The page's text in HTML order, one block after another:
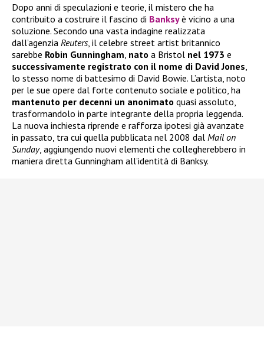
Dopo anni di speculazioni e teorie, il mistero che ha
contribuito a costruire il fascino di Banksyè vicino a una
soluzione. Secondo una vasta indagine realizzata
dall’agenzia Reuters, il celebre street artist britannico
sarebbe Robin Gunningham nato a Bristol nel 1973 e
successivamente registrato con il nome di David Jones
lo stesso nome di battesimo di David Bowie. L’artista, noto
per le sue opere dal forte contenuto sociale e politico, ha
mantenuto per decenni un anonimato quasi assoluto,
trasformandolo in parte integrante della propria leggenda.
La nuova inchiesta riprende e rafforza ipotesi già avanzate
in passato, tra cui quella pubblicata nel 2008 dal Mail on
Sunday, aggiungendo nuovi elementi che collegherebbero in
maniera diretta Gunningham all’identità di Banksy.